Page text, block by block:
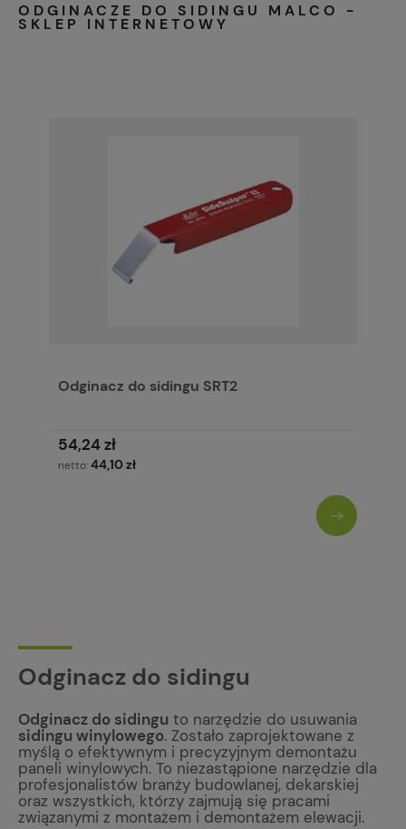
ODGINACZE DO SIDINGU MALCO -
SKLEP INTERNETOWY
Odginacz do sidingu SRT2
54,24 zł
netto:44,10 zł
Odginacz do sidingu
Odginacz do sidingu to narzędzie do usuwania
sidingu winylowego. Zostało zaprojektowane z
myślą o efektywnym i precyzyjnym demontażu
paneli winylowych. To niezastąpione narzędzie dla
profesjonalistów branży budowlanej, dekarskiej
oraz wszystkich, którzy zajmują się pracami
związanymi z montażem i demontażem elewacji.